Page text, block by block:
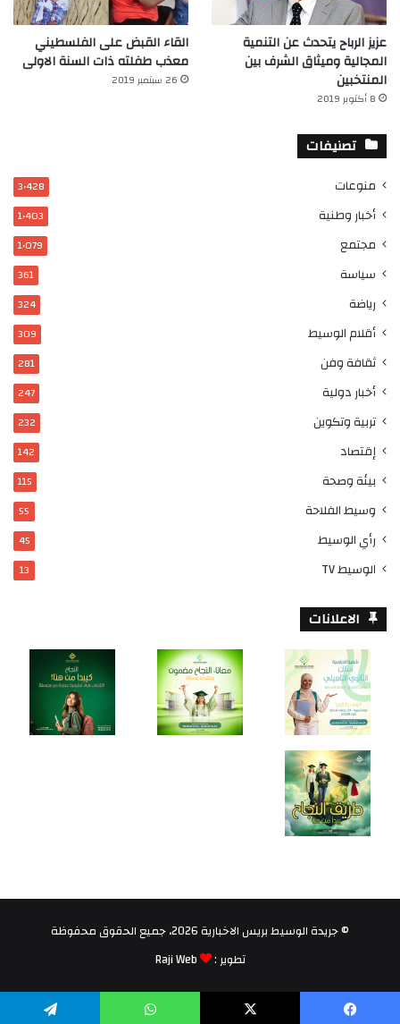
عزيز الرباح يتحدث عن التنمية
المجالية وميثاق الشرف بين
المنتخبين
8 أكتوبر 2019
القاء القبض على الفلسطيني
معذب طفلته ذات السنة الاولى
26 سبتمبر 2019
تصنيفات
منوعات 3٬428
أخبار وطنية 1٬403
مجتمع 1٬079
سياسة 361
رياضة 324
أقلام الوسيط 309
ثقافة وفن 281
أخبار دولية 247
تربية وتكوين 232
إقتصاد 142
بيئة وصحة 115
وسيط الفلاحة 55
رأي الوسيط 45
الوسيط TV 13
الاعلانات
© جريدة الوسيط بريس الاخبارية 2026، جميع الحقوق محفوظة
تطوير :
Raji Web